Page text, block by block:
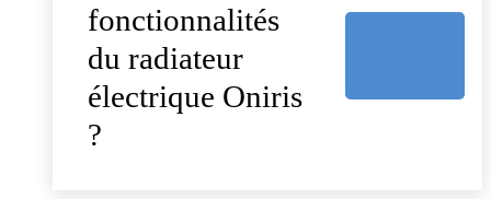
fonctionnalités
du radiateur
électrique Oniris
?